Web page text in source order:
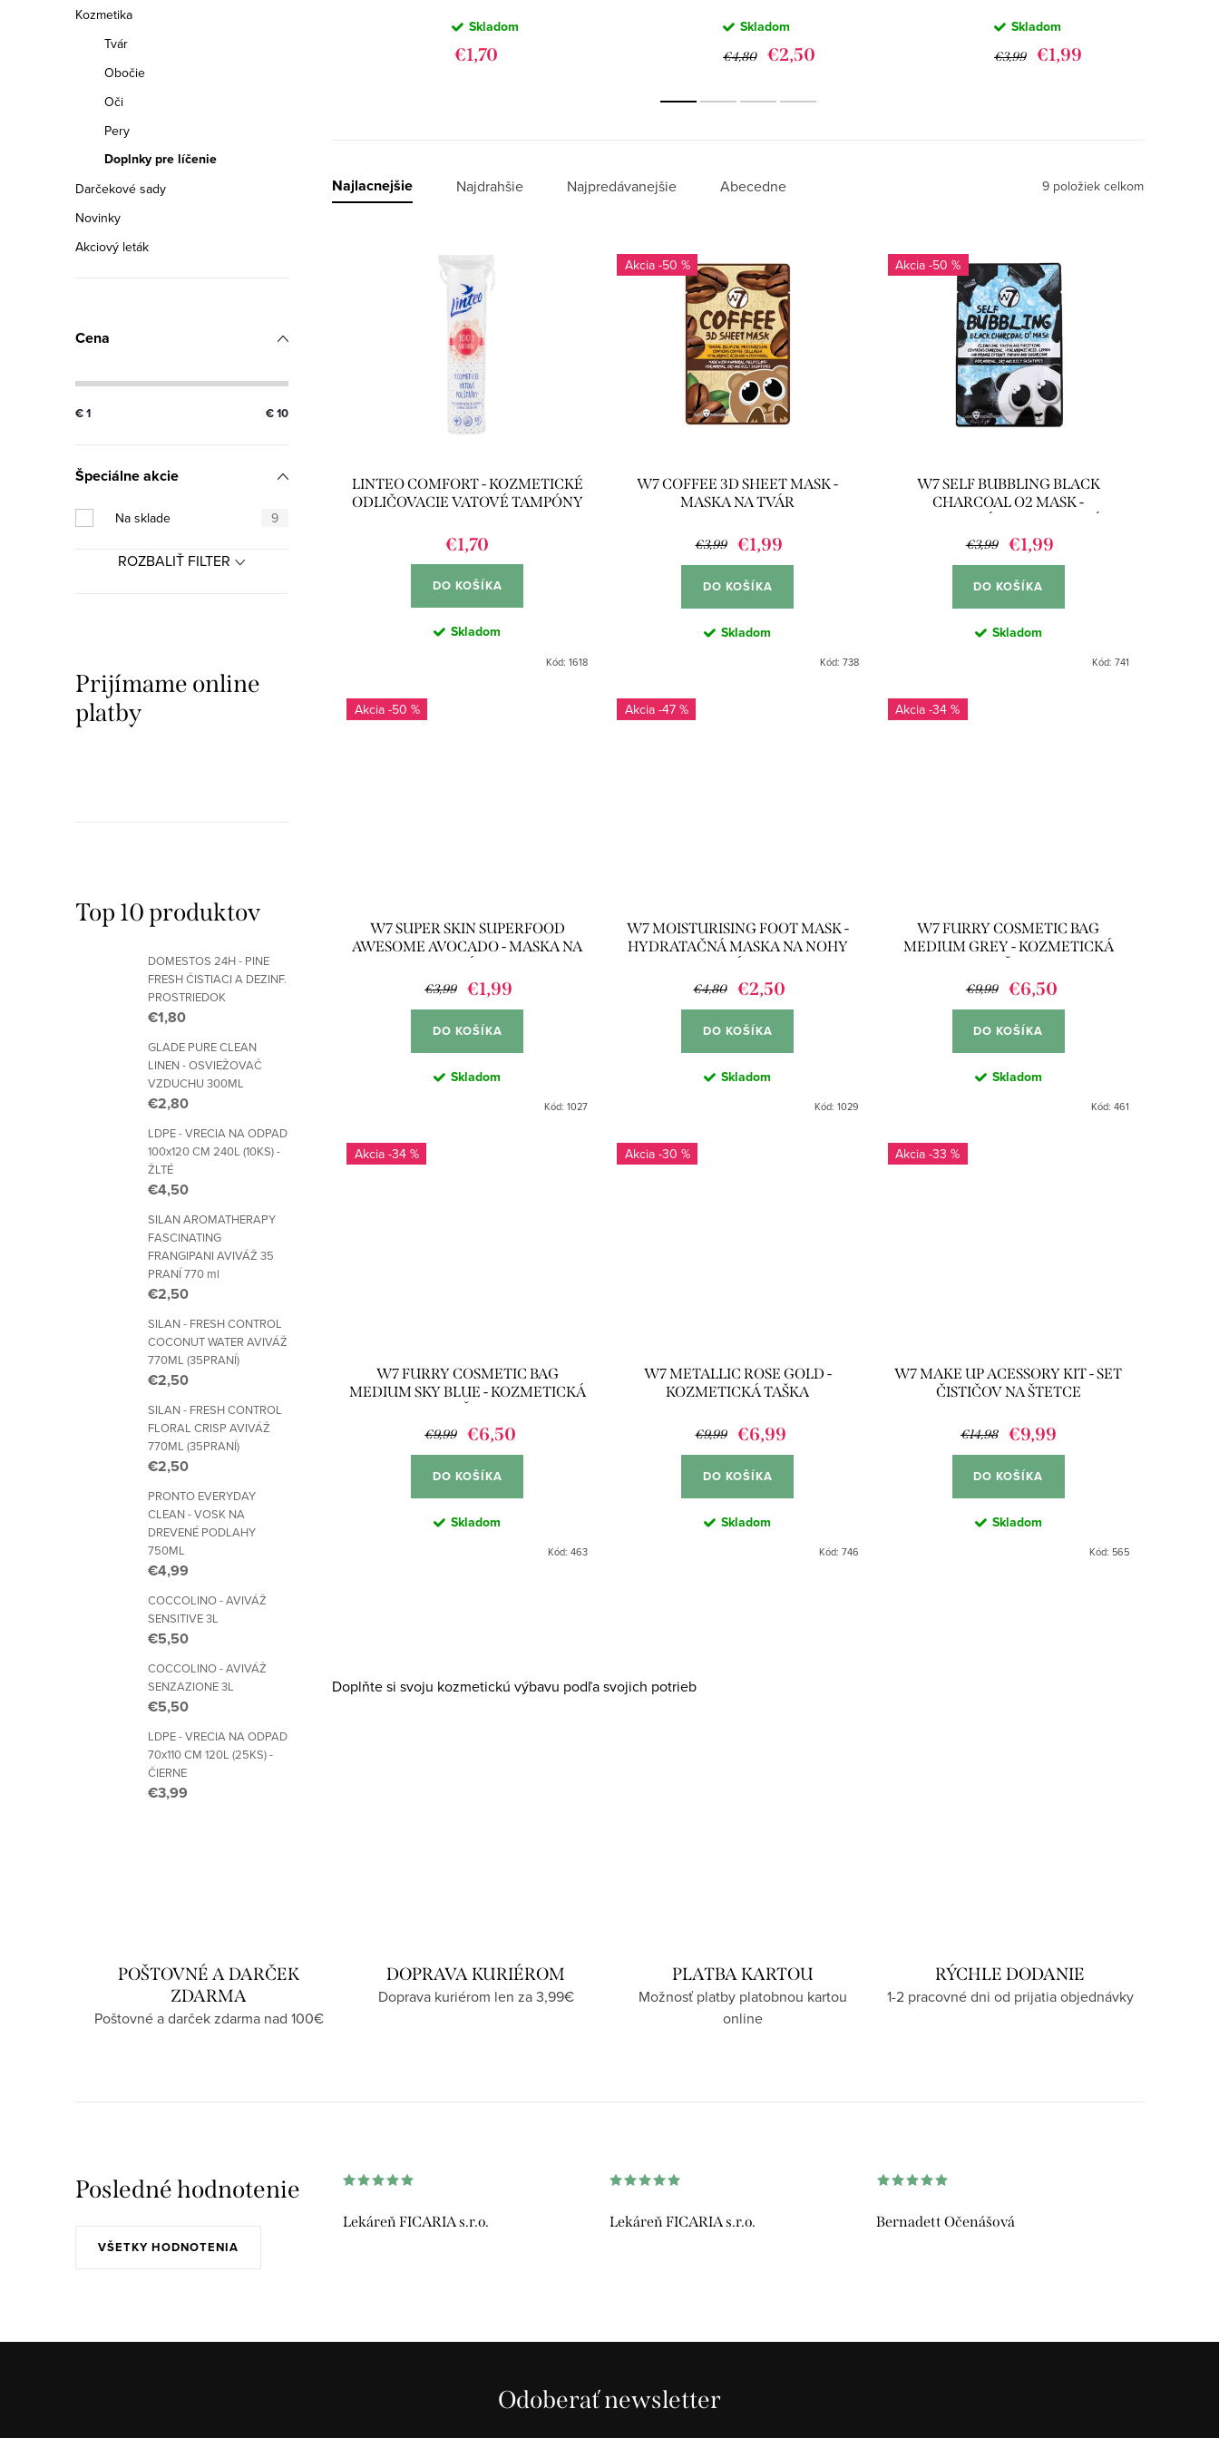
a
Kozmetika
Tvár
Obočie
Oči
Pery
Doplnky pre líčenie
Darčekové sady
Novinky
Akciový leták
Cena
€1 €10
Špeciálne akcie
Na sklade 9
ROZBALIŤ FILTER
Prijímame online
platby
Top 10 produktov
DOMESTOS 24H - PINE
FRESH ČISTIACI A DEZINF.
PROSTRIEDOK
€1,80
GLADE PURE CLEAN
LINEN - OSVIEŽOVAČ
VZDUCHU 300ML
€2,80
LDPE - VRECIA NA ODPAD
100x120 CM 240L (10KS) -
ŽLTÉ
€4,50
SILAN AROMATHERAPY
FASCINATING
FRANGIPANI AVIVÁŽ 35
PRANÍ 770 ml
€2,50
SILAN - FRESH CONTROL
COCONUT WATER AVIVÁŽ
770ML (35PRANÍ)
€2,50
SILAN - FRESH CONTROL
FLORAL CRISP AVIVÁŽ
770ML (35PRANÍ)
€2,50
PRONTO EVERYDAY
CLEAN - VOSK NA
DREVENÉ PODLAHY
750ML
€4,99
COCCOLINO - AVIVÁŽ
SENSITIVE 3L
€5,50
COCCOLINO - AVIVÁŽ
SENZAZIONE 3L
€5,50
LDPE - VRECIA NA ODPAD
70x110 CM 120L (25KS) -
ČIERNE
€3,99
ODLIČOVACIE
VATOVÉ
Skladom
€1,70
HYDRATAČNÁ
MASKA NA NOHY
Skladom
€4,80 €2,50
AVOCADO -
MASKA NA TVÁR
Skladom
€3,99 €1,99
R
o
Najlacnejšie Najdrahšie Najpredávanejšie Abecedne 9 položiek celkom
LINTEO COMFORT - KOZMETICKÉ
ODLIČOVACIE VATOVÉ TAMPÓNY
€1,70
DO KOŠÍKA
Skladom
Kód:1618
-50 %
W7 COFFEE 3D SHEET MASK -
MASKA NA TVÁR
€3,99 €1,99
DO KOŠÍKA
Skladom
Kód: 738
-50 %
W7 SELF BUBBLING BLACK
CHARCOAL O2 MASK -
€3,99 €1,99
DO KOŠÍKA
Skladom
Kód: 741
-50 %
W7 SUPER SKIN SUPERFOOD
AWESOME AVOCADO - MASKA NA
€3,99 €1,99
DO KOŠÍKA
Skladom
Kód:1027
-47 %
W7 MOISTURISING FOOT MASK -
HYDRATAČNÁ MASKA NA NOHY
€4,80 €2,50
DO KOŠÍKA
Skladom
Kód: 1029
-34 %
W7 FURRY COSMETIC BAG
MEDIUM GREY - KOZMETICKÁ
€9,99 €6,50
DO KOŠÍKA
Skladom
Kód: 461
-34 %
W7 FURRY COSMETIC BAG
MEDIUM SKY BLUE - KOZMETICKÁ
€9,99 €6,50
DO KOŠÍKA
Skladom
Kód:463
-30 %
W7 METALLIC ROSE GOLD -
KOZMETICKÁ TAŠKA
€9,99 €6,99
DO KOŠÍKA
Skladom
Kód: 746
-33 %
W7 MAKE UP ACESSORY KIT - SET
ČISTIČOV NA ŠTETCE
€14,98 €9,99
DO KOŠÍKA
Skladom
Kód: 565
v
Doplňte si svoju kozmetickú výbavu podľa svojich potrieb
POŠTOVNÉ A DARČEK
ZDARMA
Poštovné a darček zdarma nad 100€
DOPRAVA KURIÉROM
Doprava kuriérom len za 3,99€
PLATBA KARTOU
Možnosť platby platobnou kartou
online
RÝCHLE DODANIE
1-2 pracovné dni od prijatia objednávky
Posledné hodnotenie
VŠETKY HODNOTENIA
Lekáreň FICARIA s.r.o. Lekáreň FICARIA s.r.o. Bernadett Očenášová
Odoberať newsletter